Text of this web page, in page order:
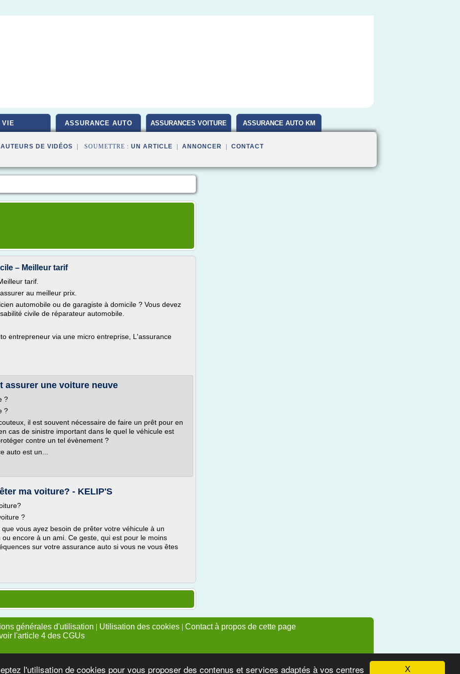
X
l'utilisation de cookies pour vous proposer des contenus et services adaptés à vos centres
VIE ASSURANCE AUTO ASSURANCES VOITURE ASSURANCE AUTO KM
AUTEURS DE VIDÉOS | SOUMETTRE : UN ARTICLE ANNONCER CONTACT
– Meilleur tarif
tarif.
au meilleur prix.
automobile ou de garagiste à domicile ? Vous devez
civile de réparateur automobile.
entrepreneur via une micro entreprise, L'assurance
assurer une voiture neuve
?
?
il est souvent nécessaire de faire un prêt pour en
cas de sinistre important dans le quel le véhicule est
contre un tel évènement ?
auto est un...
ma voiture? - KELIP'S
?
vous ayez besoin de prêter votre véhicule à un
encore à un ami. Ce geste, qui est pour le moins
sur votre assurance auto si vous ne vous êtes
générales d'utilisation | Utilisation des cookies | Contact à propos de cette page
l'article 4 des CGUs